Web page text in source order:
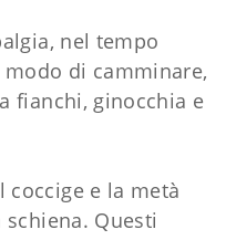
nel tempo
di camminare,
fianchi, ginocchia e
e la metà
Questi